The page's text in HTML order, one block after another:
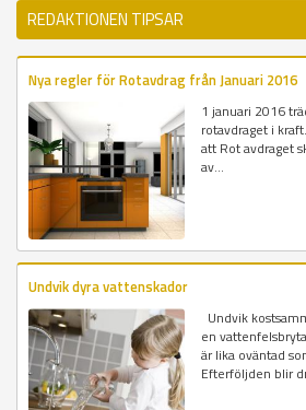
REDAKTIONEN TIPSAR
Nya regler för Rotavdrag från Januari 2016
1 januari 2016
rotavdraget i
att Rot avdraget
av...
Undvik dyra vattenskador
Undvik
en
är lika oväntad
Efterföljden blir